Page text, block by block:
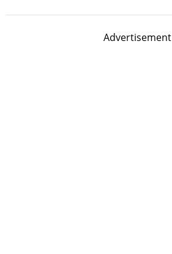
Advertisement